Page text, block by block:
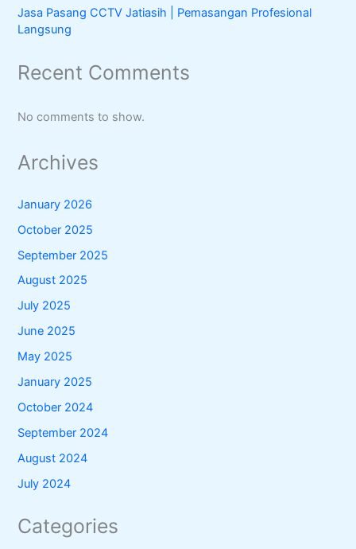
Jasa Pasang CCTV Jatiasih | Pemasangan Profesional
Langsung
Recent Comments
No comments to show.
Archives
January 2026
October 2025
September 2025
August 2025
July 2025
June 2025
May 2025
January 2025
October 2024
September 2024
August 2024
July 2024
Categories